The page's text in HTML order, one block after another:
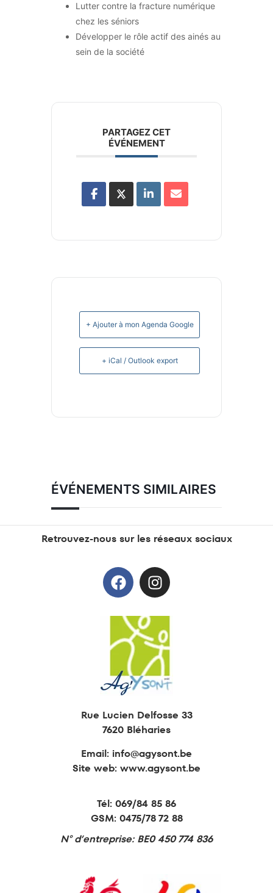
Lutter contre la fracture numérique
chez les séniors
Développer le rôle actif des ainés au
sein de la société
PARTAGEZ CET
ÉVÉNEMENT
+ Ajouter à mon Agenda Google
+ iCal / Outlook export
ÉVÉNEMENTS SIMILAIRES
Retrouvez-nous sur les réseaux sociaux
Rue Lucien Delfosse 33
7620 Bléharies
Email: info@agysont.be
Site web: www.agysont.be
Tél: 069/84 85 86
GSM: 0475/78 72 88
N° d’entreprise: BE0 450 774 836